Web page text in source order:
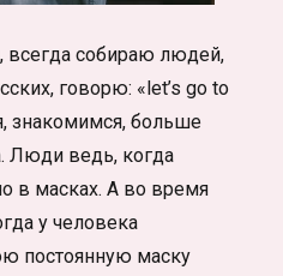
всегда собираю людей,
говорю: «let’s go to
знакомимся, больше
Люди ведь, когда
в масках. А во время
у человека
постоянную маску